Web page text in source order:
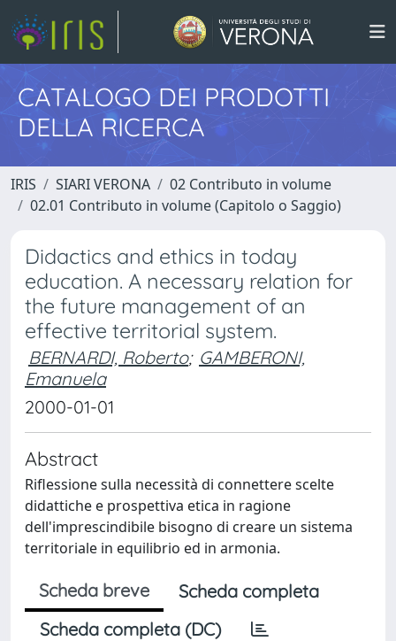
CATALOGO DEI PRODOTTI
DELLA RICERCA
IRIS SIARI VERONA
02 Contributo in volume
02.01 Contributo in volume (Capitolo o Saggio)
Didactics and ethics in today
education. A necessary relation for
the future management of an
effective territorial system.
BERNARDI, Roberto; GAMBERONI,
Emanuela
2000-01-01
Abstract
Riflessione sulla necessità di connettere scelte
didattiche e prospettiva etica in ragione
dell'imprescindibile bisogno di creare un sistema
territoriale in equilibrio ed in armonia.
Scheda breve
Scheda completa
Scheda completa (DC)